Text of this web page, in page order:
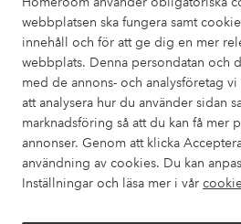
webbplatsen ska fungera samt
innehåll och för att ge dig en mer
webbplats. Denna persondatan och
med de annons- och analysföretag
att analysera hur du använder sidan
marknadsföring så att du kan få mer
annonser. Genom att klicka
användning av cookies. Du kan
Inställningar och läsa mer i vår
Säkra
Vill du veta mer om våra
elpy